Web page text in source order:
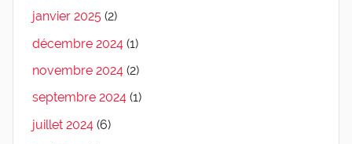
janvier 2025 (2)
décembre 2024 (1)
novembre 2024 (2)
septembre 2024 (1)
juillet 2024 (6)